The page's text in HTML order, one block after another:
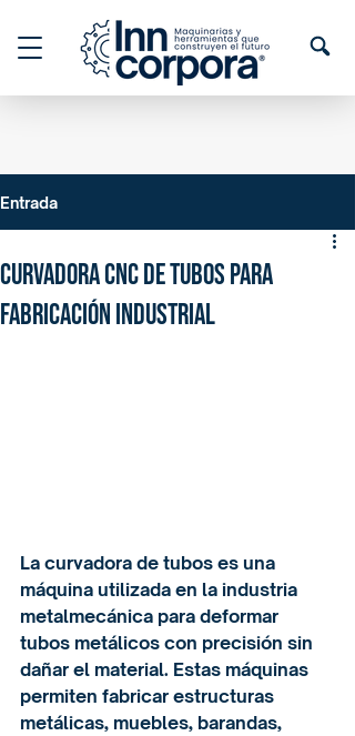
Entrada
Curvadora CNC de Tubos para
Fabricación Industrial
La curvadora de tubos es una
máquina utilizada en la industria
metalmecánica para deformar
tubos metálicos con precisión sin
dañar el material. Estas máquinas
permiten fabricar estructuras
metálicas, muebles, barandas,